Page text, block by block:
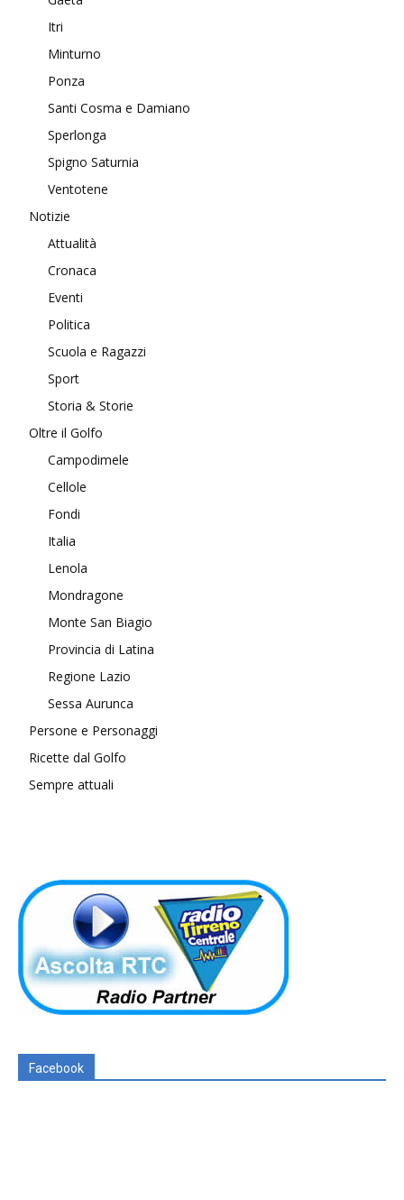
Itri
Minturno
Ponza
Santi Cosma e Damiano
Sperlonga
Spigno Saturnia
Ventotene
Notizie
Attualità
Cronaca
Eventi
Politica
Scuola e Ragazzi
Sport
Storia & Storie
Oltre il Golfo
Campodimele
Cellole
Fondi
Italia
Lenola
Mondragone
Monte San Biagio
Provincia di Latina
Regione Lazio
Sessa Aurunca
Persone e Personaggi
Ricette dal Golfo
Sempre attuali
Facebook